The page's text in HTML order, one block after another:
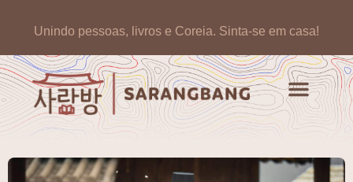
Unindo pessoas, livros e Coreia. Sinta-se em casa!